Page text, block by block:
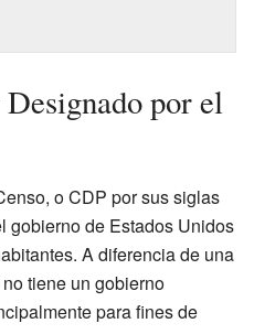
por el
o CDP por sus siglas
gobierno de Estados Unidos
A diferencia de una
tiene un gobierno
para fines de